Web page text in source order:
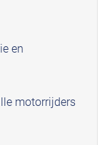
en
motorrijders